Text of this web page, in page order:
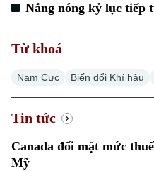
Nắng nóng kỷ lục tiếp
Từ khoá
Nam Cực Biến đổi Khí hậu
Tin tức
Canada đối mặt mức
Mỹ